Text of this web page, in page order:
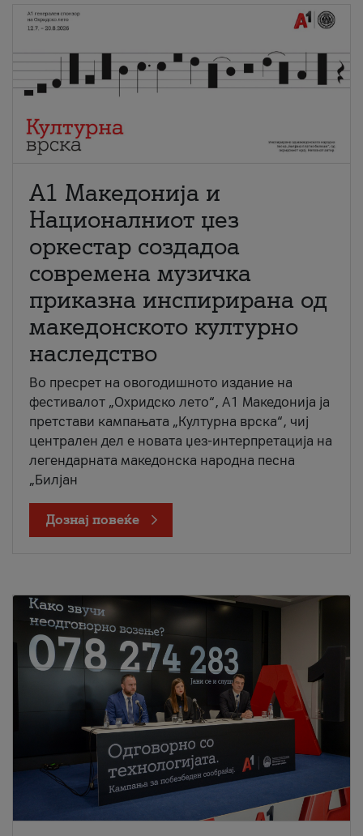
А1 Македонија и
Националниот џез
оркестар создадоа
современа музичка
приказна инспирирана од
македонското културно
наследство
Во пресрет на овогодишното издание на
фестивалот „Охридско лето“, А1 Македонија ја
претстави кампањата „Културна врска“, чиј
централен дел е новата џез-интерпретација на
легендарната македонска народна песна
„Билјан
Дознај повеќе